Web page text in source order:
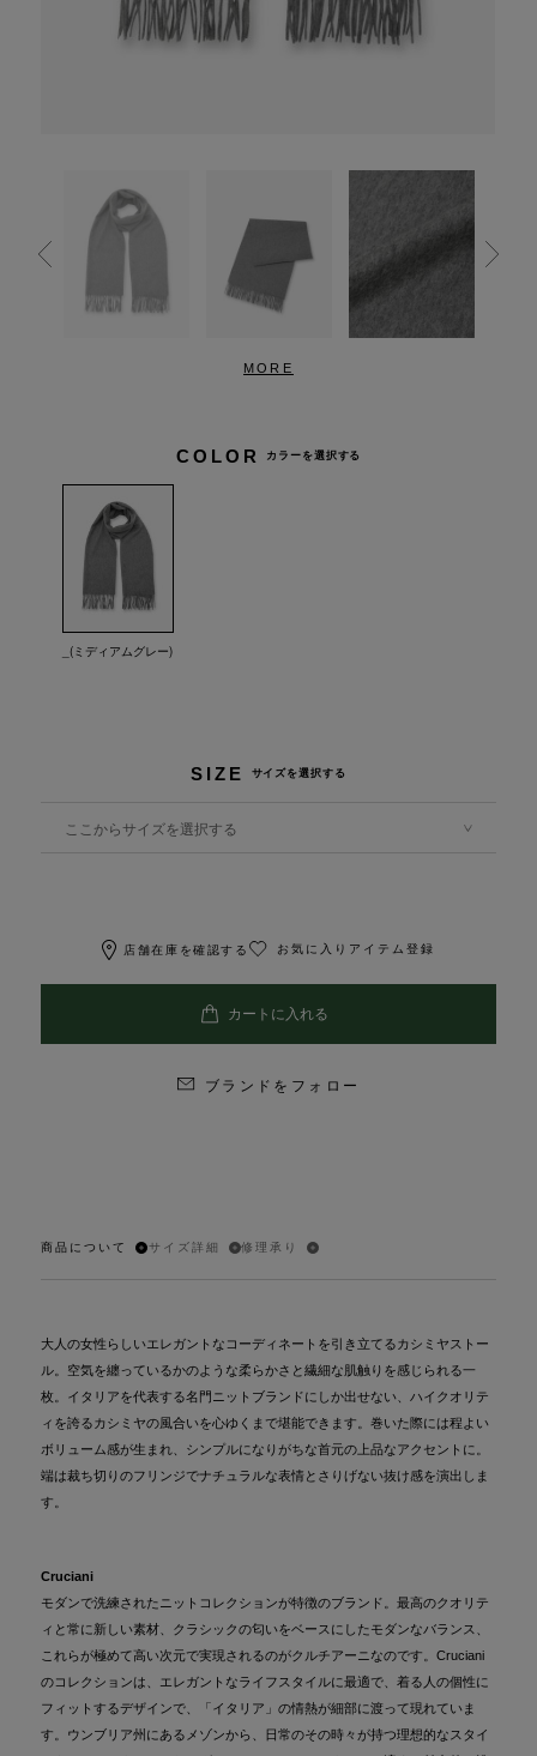
MORE
COLOR カラーを選択する
_(ミディアムグレー)
SIZE サイズを選択する
ここからサイズを選択する
店舗在庫を確認する お気に入りアイテム登録
ブランドをフォロー
商品について サイズ詳細 修理承り
大人の女性らしいエレガントなコーディネートを引き立てるカシミヤストー
ル。空気を纏っているかのような柔らかさと繊細な肌触りを感じられる一
枚。イタリアを代表する名門ニットブランドにしか出せない、ハイクオリテ
ィを誇るカシミヤの風合いを心ゆくまで堪能できます。巻いた際には程よい
ボリューム感が生まれ、シンプルになりがちな首元の上品なアクセントに。
端は裁ち切りのフリンジでナチュラルな表情とさりげない抜け感を演出しま
す。
Cruciani
モダンで洗練されたニットコレクションが特徴のブランド。最高のクオリテ
ィと常に新しい素材、クラシックの匂いをベースにしたモダンなバランス、
これらが極めて高い次元で実現されるのがクルチアーニなのです。Cruciani
のコレクションは、エレガントなライフスタイルに最適で、着る人の個性に
フィットするデザインで、「イタリア」の情熱が細部に渡って現れていま
す。ウンブリア州にあるメゾンから、日常のその時々が持つ理想的なスタイ